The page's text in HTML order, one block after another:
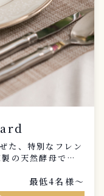
た、特別なフレン
の天然酵母で焼
品を、一皿ずつ丁
、ご家族との特
最低4名様〜